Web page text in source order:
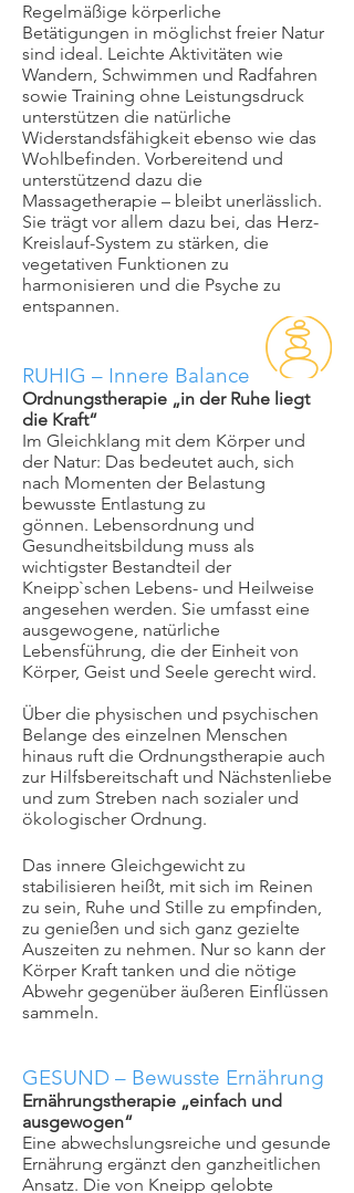
Regelmäßige körperliche
Betätigungen in möglichst freier Natur
sind ideal. Leichte Aktivitäten wie
Wandern, Schwimmen und Radfahren
sowie Training ohne Leistungsdruck
unterstützen die natürliche
Widerstandsfähigkeit ebenso wie das
Wohlbefinden. Vorbereitend und
unterstützend dazu die
Massagetherapie – bleibt unerlässlich.
Sie trägt vor allem dazu bei, das Herz-
Kreislauf-System zu stärken, die
vegetativen Funktionen zu
harmonisieren und die Psyche zu
entspannen.
RUHIG – Innere Balance
Ordnungstherapie „in der Ruhe liegt
die Kraft“
Im Gleichklang mit dem Körper und
der Natur: Das bedeutet auch, sich
nach Momenten der Belastung
bewusste Entlastung zu
gönnen. Lebensordnung und
Gesundheitsbildung muss als
wichtigster Bestandteil der
Kneipp`schen Lebens- und Heilweise
angesehen werden. Sie umfasst eine
ausgewogene, natürliche
Lebensführung, die der Einheit von
Körper, Geist und Seele gerecht wird.
Über die physischen und psychischen
Belange des einzelnen Menschen
hinaus ruft die Ordnungstherapie auch
zur Hilfsbereitschaft und Nächstenliebe
und zum Streben nach sozialer und
ökologischer Ordnung.
Das innere Gleichgewicht zu
stabilisieren heißt, mit sich im Reinen
zu sein, Ruhe und Stille zu empfinden,
zu genießen und sich ganz gezielte
Auszeiten zu nehmen. Nur so kann der
Körper Kraft tanken und die nötige
Abwehr gegenüber äußeren Einflüssen
sammeln.
GESUND – Bewusste Ernährung
Ernährungstherapie „einfach und
ausgewogen“
Eine abwechslungsreiche und gesunde
Ernährung ergänzt den ganzheitlichen
Ansatz. Die von Kneipp gelobte